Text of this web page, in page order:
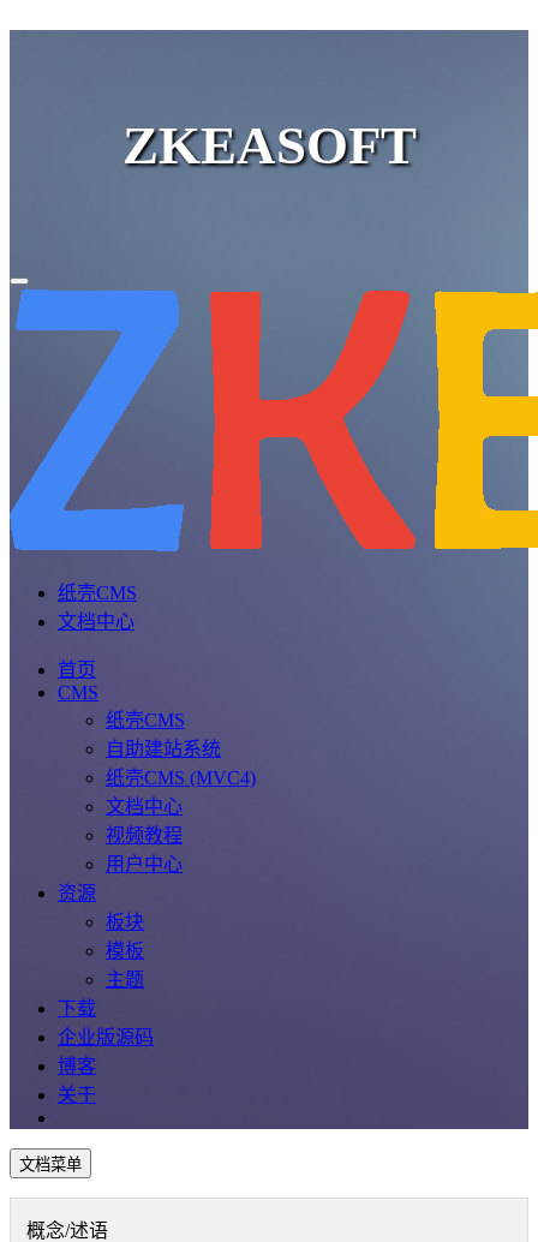
ZKEASOFT
纸壳CMS
文档中心
首页
CMS
纸壳CMS
自助建站系统
纸壳CMS (MVC4)
文档中心
视频教程
用户中心
资源
板块
模板
主题
下载
企业版源码
博客
关于
文档菜单
概念/述语